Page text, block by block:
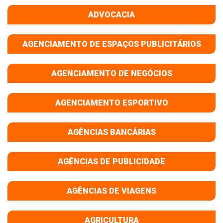
ADVOCACIA
AGENCIAMENTO DE ESPAÇOS PUBLICITÁRIOS
AGENCIAMENTO DE NEGÓCIOS
AGENCIAMENTO ESPORTIVO
AGÊNCIAS BANCÁRIAS
AGÊNCIAS DE PUBLICIDADE
AGÊNCIAS DE VIAGENS
AGRICULTURA